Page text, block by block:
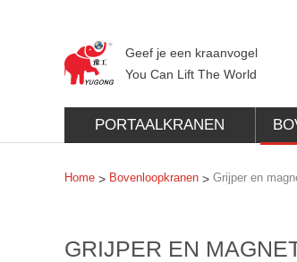
Geef je een kraanvogel
You Can Lift The World
PORTAALKRANEN
Home > Bovenloopkranen > Grijper en
GRIJPER EN